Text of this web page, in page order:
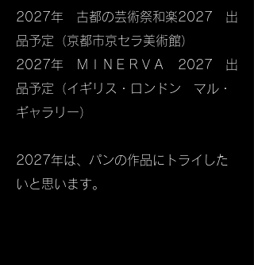
2027年 古都の芸術祭和楽2027 出
品予定（京都市京セラ美術館）
2027年 ＭＩＮＥＲＶＡ 2027 出
品予定（イギリス・ロンドン マル・
ギャラリー）
​2027年は、パンの作品にトライした
いと思います。